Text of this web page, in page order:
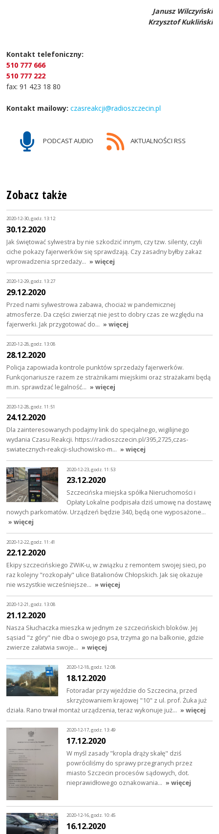
Janusz Wilczyński
Krzysztof Kukliński
Kontakt telefoniczny:
510 777 666
510 777 222
fax: 91 423 18 80
Kontakt mailowy: czasreakcji@radioszczecin.pl
PODCAST AUDIO AKTUALNOŚCI RSS
Zobacz także
2020-12-30, godz. 13:12
30.12.2020
Jak świętować sylwestra by nie szkodzić innym, czy tzw. silenty, czyli
ciche pokazy fajerwerków się sprawdzają. Czy zasadny byłby zakaz
wprowadzenia sprzedaży… » więcej
2020-12-29, godz. 13:27
29.12.2020
Przed nami sylwestrowa zabawa, chociaż w pandemicznej
atmosferze. Da części zwierząt nie jest to dobry czas ze względu na
fajerwerki. Jak przygotować do… » więcej
2020-12-28, godz. 13:08
28.12.2020
Policja zapowiada kontrole punktów sprzedaży fajerwerków.
Funkcjonariusze razem ze strażnikami miejskimi oraz strażakami będą
m.in. sprawdzać legalność… » więcej
2020-12-28, godz. 11:51
24.12.2020
Dla zainteresowanych podajmy link do specjalnego, wigilijnego
wydania Czasu Reakcji. https://radioszczecin.pl/395,2725,czas-
swiatecznych-reakcji-sluchowisko-m… » więcej
2020-12-23, godz. 11:53
23.12.2020
Szczecińska miejska spółka Nieruchomości i
Opłaty Lokalne podpisała dziś umowę na dostawę
nowych parkomatów. Urządzeń będzie 340, będą one wyposażone…
» więcej
2020-12-22, godz. 11:41
22.12.2020
Ekipy szczecińskiego ZWiK-u, w związku z remontem swojej sieci, po
raz kolejny "rozkopały" ulice Batalionów Chłopskich. Jak się okazuje
nie wszystkie wcześniejsze… » więcej
2020-12-21, godz. 13:08
21.12.2020
Nasza Słuchaczka mieszka w jednym ze szczecińskich bloków. Jej
sąsiad "z góry" nie dba o swojego psa, trzyma go na balkonie, gdzie
zwierze załatwia swoje… » więcej
2020-12-18, godz. 12:08
18.12.2020
Fotoradar przy wjeździe do Szczecina, przed
skrzyżowaniem krajowej "10" z ul. prof. Żuka już
działa. Rano trwał montaż urządzenia, teraz wykonuje już… » więcej
2020-12-17, godz. 13:49
17.12.2020
W myśl zasady "kropla drąży skałę" dziś
powróciliśmy do sprawy przegranych przez
miasto Szczecin procesów sądowych, dot.
nieprawidłowego oznakowania… » więcej
2020-12-16, godz. 10:45
16.12.2020